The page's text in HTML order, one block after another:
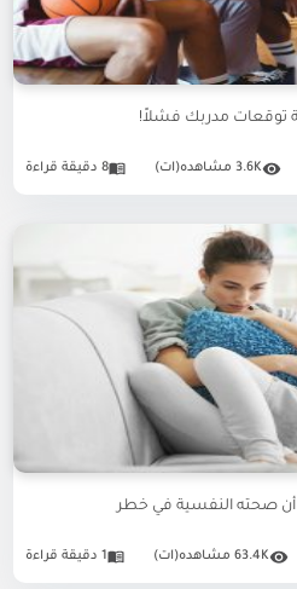
توقعات مدربك فشلاً!
3.6K مشاهده(ات) 8 دقيقة قراءة
صحته النفسية في خطر
63.4K مشاهده(ات) 1 دقيقة قراءة